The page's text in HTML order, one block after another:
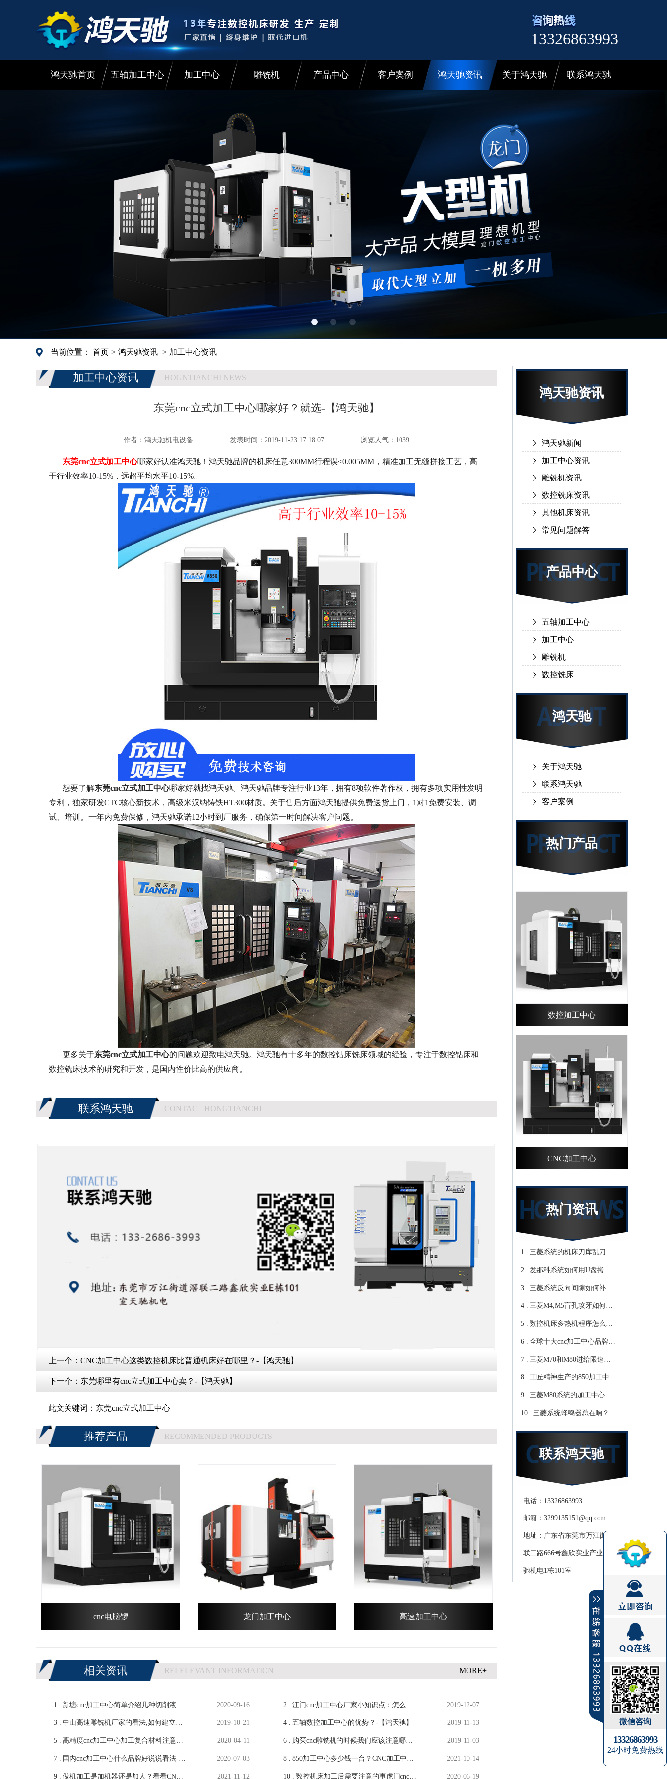
13326863993
鸿天驰首页 五轴加工中心 加工中心 雕铣机 产品中心 客户案例 鸿天驰资讯 关于鸿天驰 联系鸿天驰
当前位置： 首页 > 鸿天驰资讯 > 加工中心资讯
加工中心资讯 HOGNTIANCHI NEWS
东莞cnc立式加工中心哪家好？就选-【鸿天驰】
作者： 鸿天驰机电设备 发表时间： 2019-11-23 17:18:07 浏览人气： 1039
东莞cnc立式加工中心哪家好认准鸿天驰！鸿天驰品牌的机床任意300MM行程误<0.005MM ，精准加工无缝拼接工艺，高
于行业效率10-15% ，远超平均水平10-15%。
想要了解东莞cnc立式加工中心哪家好就找鸿天驰。鸿天驰品牌专注行业13年，拥有8项软件著作权，拥有多项实用性发明
专利，独家研发CTC核心新技术，高级米汉纳铸铁HT300材质。关于售后方面鸿天驰提供免费送货上门， 1 对1 免费安装、调
试、培训。一年内免费保修，鸿天驰承诺12小时到厂服务，确保第一时间解决客户问题。
更多关于东莞cnc立式加工中心的问题欢迎致电鸿天驰。鸿天驰有十多年的数控钻床铣床领域的经验，专注于数控钻床和
数控铣床技术的研究和开发，是国内性价比高的供应商。
联系鸿天驰 CONTACT HONGTIANCHI
上一个： CNC加工中心这类数控机床比普通机床好在哪里？-【鸿天驰】
下一个： 东莞哪里有cnc立式加工中心卖？-【鸿天驰】
此文关键词： 东莞cnc立式加工中心
推荐产品 RECOMMENDED PRODUCTS
cnc电脑锣 龙门加工中心 高速加工中心
相关资讯 RELELEVANT INFORMATION MORE+
1 . 新塘cnc加工中心简单介绍几种切削液的
优缺点-【鸿天驰】
2020-09-16 2 . 江门cnc加工中心厂家小知识点：怎么减
小刀具径向跳动-【鸿天驰】
2019-12-07
3 . 中山高速雕铣机厂家的看法,如何建立工
厂规章制度-[鸿天驰]
2019-10-21 4 . 五轴数控加工中心的优势？-【鸿天驰】 2019-11-13
5 . 高精度cnc加工中心加工复合材料注意事
项有哪些-【鸿天驰】
2020-04-11 6 . 购买cnc雕铣机的时候我们应该注意哪些
要点？-【鸿天驰】
2019-11-03
7 . 国内cnc加工中心什么品牌好说说看法-
【鸿天驰】
2020-07-03 8 . 850加工中心多少钱一台？CNC加工中心
厂家说说自己的看法-鸿天驰
2021-10-14
9 . 做机加工是加机器还是加人？看看CNC 2021-11-12 10 . 数控机床加工后需要注意的事虎门cnc加 2020-06-19
鸿天驰资讯
鸿天驰新闻
加工中心资讯
雕铣机资讯
数控铣床资讯
其他机床资讯
常见问题解答
产品中心
五轴加工中心
加工中心
雕铣机
数控铣床
鸿天驰
关于鸿天驰
联系鸿天驰
客户案例
热门产品
数控加工中心
CNC加工中心
热门资讯
1 . 三菱系统的机床刀库乱刀，
CNC加工中心厂家教你轻松
归零-鸿天驰
2 . 发那科系统如何用U盘拷贝
加工程序？cnc立式加工中心
教你-鸿天驰
3 . 三菱系统反向间隙如何补
偿，数控cnc加工中心厂家来
教你-鸿天驰
4 . 三菱M4,M5盲孔攻牙如何设
转速和进给？高速cnc加工中
心教你-鸿天驰
5 . 数控机床多热机程序怎么
写？Cnc雕铣机厂家教你-鸿
天驰
6 . 全球十大cnc加工中心品牌，
你知道那些？-【鸿天驰】
7 . 三菱M70和M80进给限速该
修改哪个参数?鸿天驰高速
CNC机床厂家教你
8 . 工匠精神生产的850加工中
心,精度可达0.01mm 就选-
[鸿天驰]
9 . 三菱M80系统的加工中心无
程序报警怎么处理，CNC雕
铣机厂家教你
10 . 三菱系统蜂鸣器总在响？鸿
天驰850加工中心厂家教你关
掉它联系鸿天驰
电话：13326863993
邮箱：3299135151@qq.com
地址：广东省东莞市万江街道滘
联二路666号鑫欣实业产业园天
驰机电1栋101室
微信咨询
13326863993
24小时免费热线